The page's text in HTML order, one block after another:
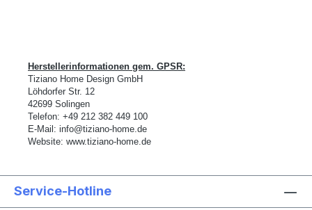
Herstellerinformationen gem. GPSR:
Tiziano Home Design GmbH
öhdorfer Str. 12
42699 Solingen
Telefon: +49 212 382 449 100
E-Mail: info@tiziano-home.de
Website: www.tiziano-home.de
Service-Hotline